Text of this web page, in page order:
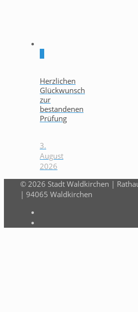
Herzlichen
Glückwunsch
zur
bestandenen
Prüfung
3.
August
2026
© 2026 Stadt Waldkirchen |
| 94065 Waldkirchen